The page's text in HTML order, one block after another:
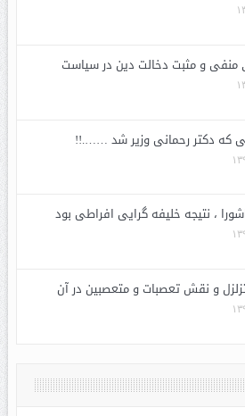
منفی و مثبت دخالت دین در سیاست
که دکتر رحمانی وزیر شد …….!!
، نتیجه خلیفه گرایی افراطی بود
و نقش تعصبات و متعصبین در آن